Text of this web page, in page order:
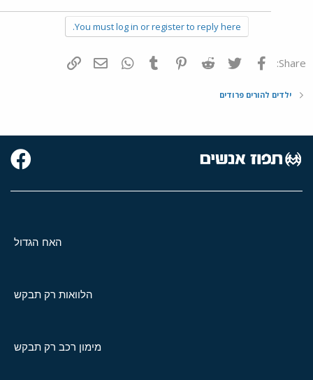
You must log in or register to reply here.
Share: פייסבוק Twitter
Reddit
Pinterest
Tumblr
WhatsAppדואר אלקטרוני
ילדים להורים פרודים
האח הגדול
הלוואות רק תבקש
מימון רכב רק תבקש